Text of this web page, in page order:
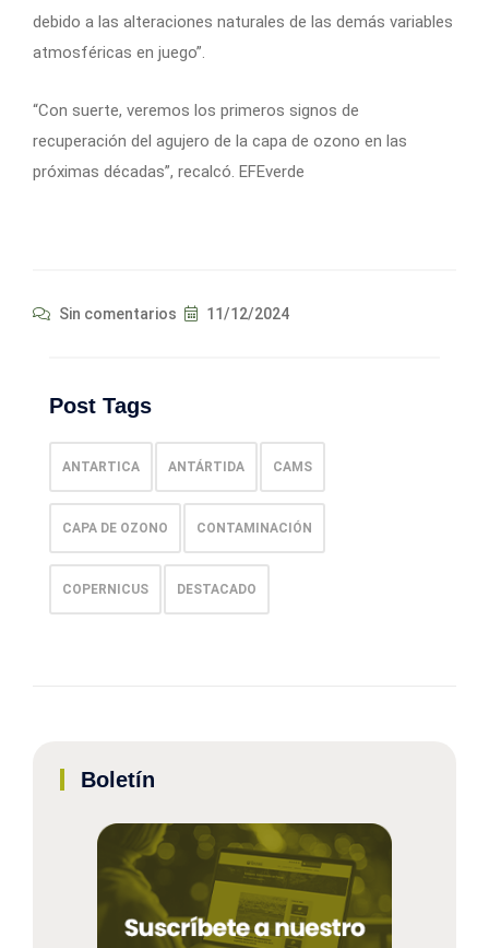
debido a las alteraciones naturales de las demás variables
atmosféricas en juego”.
“Con suerte, veremos los primeros signos de
recuperación del agujero de la capa de ozono en las
próximas décadas”, recalcó. EFEverde
Sin comentarios 11/12/2024
Post Tags
ANTARTICA ANTÁRTIDA CAMS
CAPA DE OZONO CONTAMINACIÓN
COPERNICUS DESTACADO
Boletín